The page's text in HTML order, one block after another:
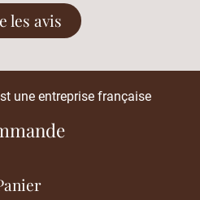
les avis
une entreprise française